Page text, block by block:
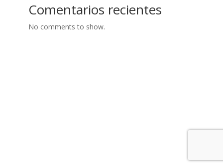
Comentarios recientes
No comments to show.